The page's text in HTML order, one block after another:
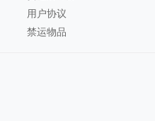
用户协议
禁运物品